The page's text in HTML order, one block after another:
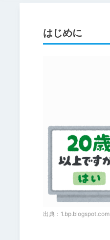
はじめに
出典： 1.bp.blogspot.com